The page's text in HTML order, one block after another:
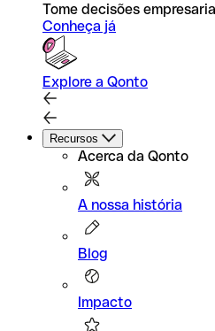
Tome decisões
Conheça já
Explore a Qonto
Recursos
Acerca da Qonto
A nossa história
Blog
Impacto